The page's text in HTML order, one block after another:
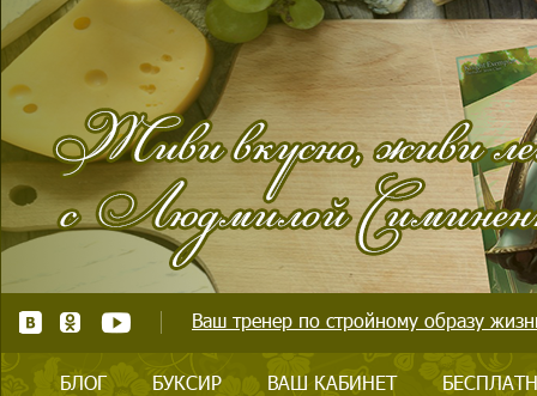
Ваш тренер по стройному образу
БЛОГ БУКСИР ВАШ КАБИНЕТ